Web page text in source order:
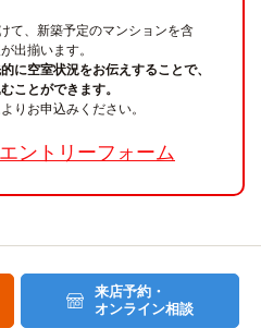
て、新築予定のマンションを含
出揃います。
に空室状況をお伝えすることで、
ことができます。
りお申込みください。
ントリーフォーム
来店予約・
オンライン相談